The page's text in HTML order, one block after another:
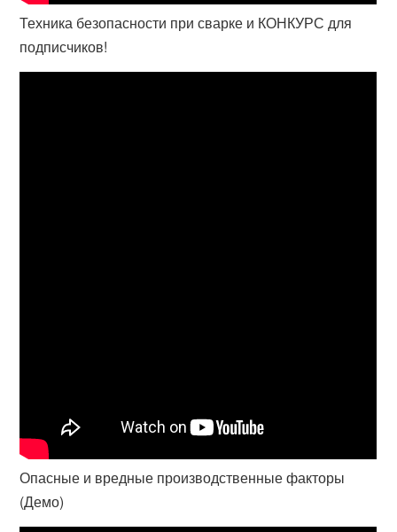
Техника безопасности при сварке и КОНКУРС для
подписчиков!
Опасные и вредные производственные факторы
(Демо)